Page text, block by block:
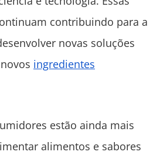
contribuindo para a
novas soluções
ingredientes
estão ainda mais
alimentos e sabores